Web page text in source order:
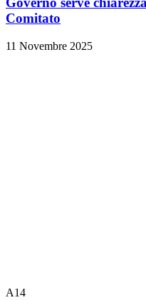
Comitato
11 Novembre 2025
A14